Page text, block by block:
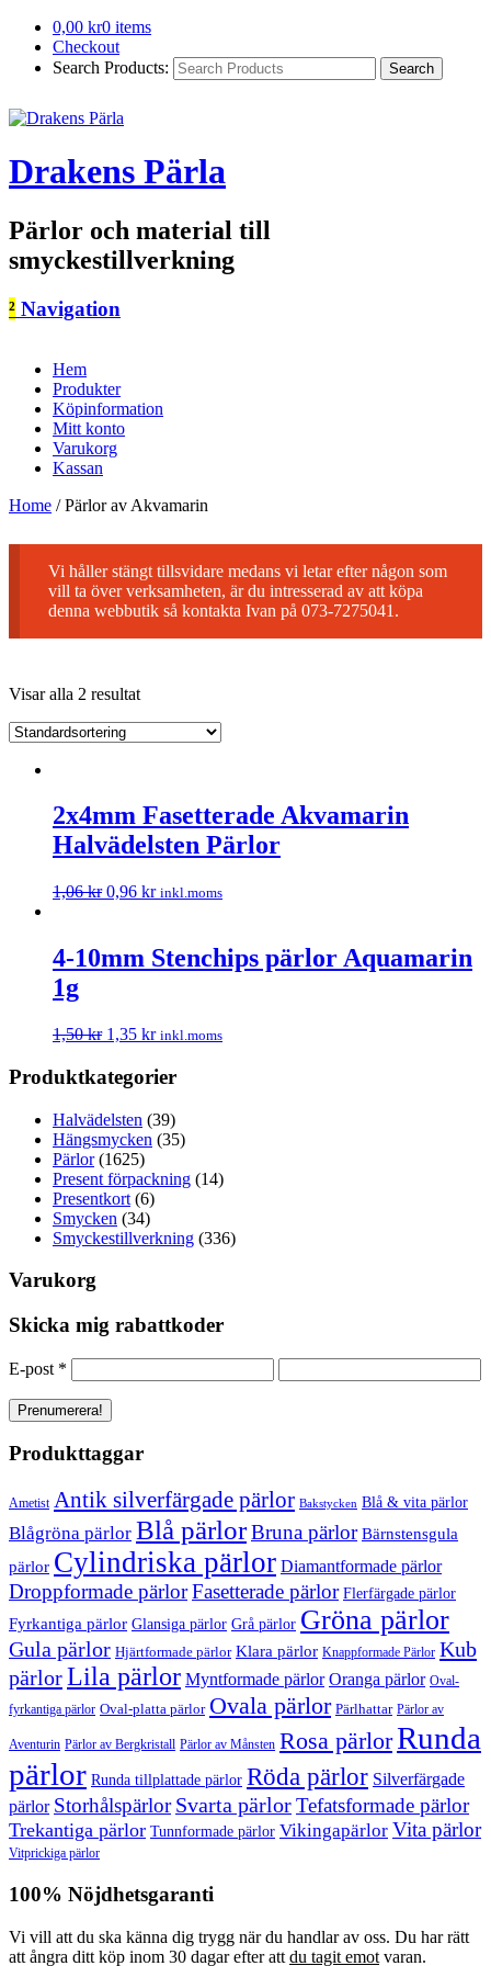
0,00 kr0 items
Checkout
Search Products:
Drakens Pärla
Pärlor och material till
smyckestillverkning
² Navigation
Hem
Produkter
Köpinformation
Mitt konto
Varukorg
Kassan
Home / Pärlor av Akvamarin
Vi håller stängt tillsvidare medans vi letar efter någon som
vill ta över verksamheten, är du intresserad av att köpa
denna webbutik så kontakta Ivan på 073-7275041.
Visar alla 2 resultat
2x4mm Fasetterade Akvamarin
Halvädelsten Pärlor
1,06kr 0,96 kr inkl.moms
4-10mm Stenchips pärlor Aquamarin
1g
1,50kr 1,35 kr inkl.moms
Produktkategorier
Halvädelsten (39)
Hängsmycken (35)
Pärlor (1625)
Present förpackning (14)
Presentkort (6)
Smycken (34)
Smyckestillverkning (336)
Varukorg
Skicka mig rabattkoder
E-post *
Produkttaggar
Ametist Antik silverfärgade pärlor Bakstycken Blå & vita pärlor
Blågröna pärlor Blå pärlorBruna pärlor Bärnstensgula
pärlor Cylindriska pärlor Diamantformade pärlor
Droppformade pärlorFasetterade pärlor Flerfärgade pärlor
Fyrkantiga pärlor Glansiga pärlor Grå pärlor Gröna pärlor
Gula pärlor Hjärtformade pärlor Klara pärlor Knappformade Pärlor Kub
pärlorLila pärlor Myntformade pärlor Oranga pärlor Oval-
fyrkantiga pärlor Oval-platta pärlor Ovala pärlor Pärlhattar Pärlor av
Aventurin Pärlor av Bergkristall Pärlor av Månsten Rosa pärlorRunda
pärlor Runda tillplattade pärlor Röda pärlor Silverfärgade
pärlor Storhålspärlor Svarta pärlorTefatsformade pärlor
Trekantiga pärlor Tunnformade pärlor Vikingapärlor Vita pärlor
Vitprickiga pärlor
100% Nöjdhetsgaranti
Vi vill att du ska känna dig trygg när du handlar av oss. Du har rätt
att ångra ditt köp inom 30 dagar efter att du tagit emot varan.